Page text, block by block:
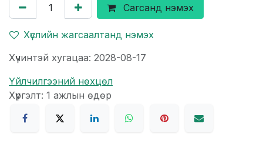
Сагсанд нэмэх
Хүслийн жагсаалтанд нэмэх
Хүчинтэй хугацаа: 2028-08-17
Үйлчилгээний нөхцөл
Хүргэлт: 1 ажлын өдөр